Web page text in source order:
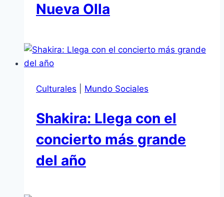
Nueva Olla
Culturales Mundo Sociales
Shakira: Llega con el
concierto más grande
del año